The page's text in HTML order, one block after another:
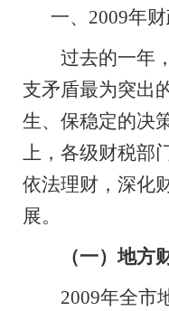
一、 2009年
过去的一年
支矛盾最为突出
生、保稳定的决
上，各级财税
依法理财，深化
展。
（一）地方
2009年全市